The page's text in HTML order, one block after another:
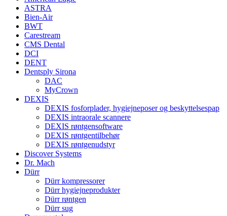
ASTRA
Bien-Air
BWT
Carestream
CMS Dental
DCI
DENT
Dentsply Sirona
DAC
MyCrown
DEXIS
DEXIS fosforplader, hygiejneposer og beskyttelsespap
DEXIS intraorale scannere
DEXIS røntgensoftware
DEXIS røntgentilbehør
DEXIS røntgenudstyr
Discover Systems
Dr. Mach
Dürr
Dürr kompressorer
Dürr hygiejneprodukter
Dürr røntgen
Dürr sug